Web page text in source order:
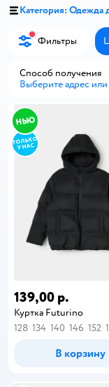
Категория: Одежда
Фильтры
Способ получения
Выберите адрес или
139,00 р.
Куртка Futurino
128 134 140 146 152
В корзину